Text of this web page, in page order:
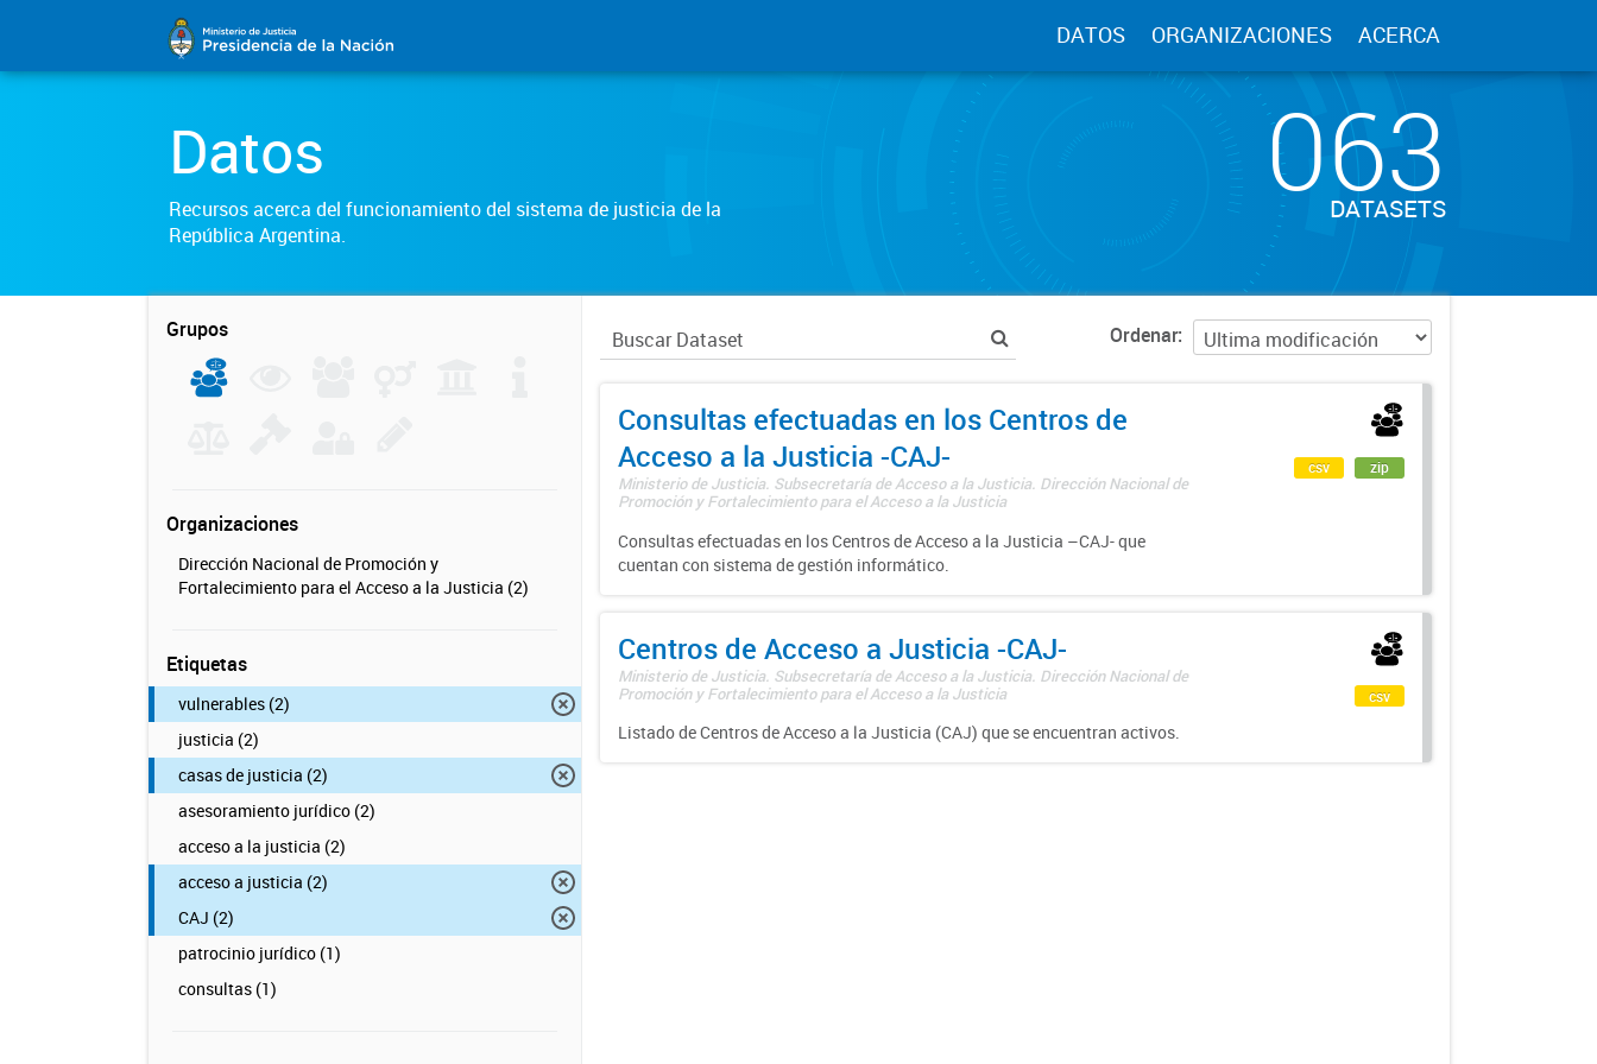
DATOS ORGANIZACIONES ACERCA
Datos
Recursos acerca del funcionamiento del sistema de justicia de la
República Argentina.
063
DATASETS
Grupos
Organizaciones
Dirección Nacional de Promoción y
Fortalecimiento para el Acceso a la Justicia (2)
Etiquetas
vulnerables (2)
justicia (2)
casas de justicia (2)
asesoramiento jurídico (2)
acceso a la justicia (2)
acceso a justicia (2)
CAJ (2)
patrocinio jurídico (1)
consultas (1)
Ordenar
Consultas efectuadas en los Centros de
Acceso a la Justicia -CAJ-
Ministerio de Justicia. Subsecretaría de Acceso a la Justicia. Dirección Nacional de
Promoción y Fortalecimiento para el Acceso a la Justicia
Consultas efectuadas en los Centros de Acceso a la Justicia –CAJ- que
cuentan con sistema de gestión informático.
csv zip
Centros de Acceso a Justicia -CAJ-
Ministerio de Justicia. Subsecretaría de Acceso a la Justicia. Dirección Nacional de
Promoción y Fortalecimiento para el Acceso a la Justicia
Listado de Centros de Acceso a la Justicia (CAJ) que se encuentran activos.
csv